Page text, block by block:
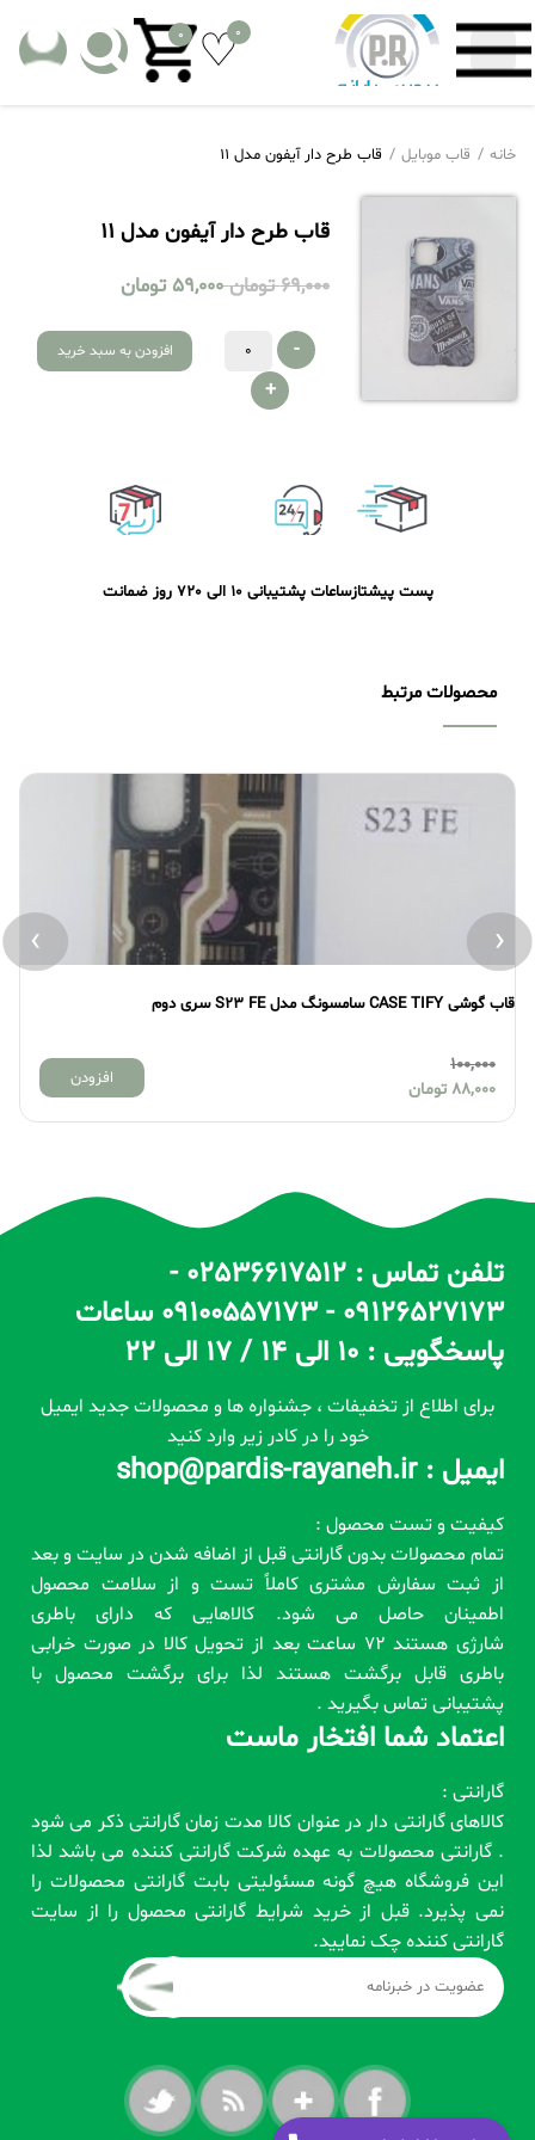
0
0
خانه قاب موبایل قاب طرح دار آیفون مدل 11
قاب طرح دار آیفون مدل 11
69,000 تومان 59,000 تومان
-
+
افزودن به سبد خرید
پست پیشتازساعات پشتیبانی 10 الی 20 7 روز ضمانت
محصولات مرتبط
قاب گوشی CASE TIFY سامسونگ مدل S23 FE سری دوم
100,000
88,000 تومان
افزودن
‹
›
تلفن تماس : 02536617512 -
09126527173 - 09100557173 ساعات
پاسخگویی : 10 الی 14 / 17 الی 22
برای اطلاع از تخفیفات ، جشنواره ها و محصولات جدید ایمیل
خود را در کادر زیر وارد کنید
ایمیل : shop@pardis-rayaneh.ir
کیفیت و تست محصول :
تمام محصولات بدون گارانتی قبل از اضافه شدن در سایت و بعد
از ثبت سفارش مشتری کاملاً تست و از سلامت محصول
اطمینان حاصل می شود. کالاهایی که دارای باطری
شارژی هستند 72 ساعت بعد از تحویل کالا در صورت خرابی
باطری قابل برگشت هستند لذا برای برگشت محصول با
پشتیبانی تماس بگیرید .
اعتماد شما افتخار ماست
گارانتی :
کالاهای گارانتی دار در عنوان کالا مدت زمان گارانتی ذکر می شود
. گارانتی محصولات به عهده شرکت گارانتی کننده می باشد لذا
این فروشگاه هیچ گونه مسئولیتی بابت گارانتی محصولات را
نمی پذیرد. قبل از خرید شرایط گارانتی محصول را از سایت
گارانتی کننده چک نمایید.